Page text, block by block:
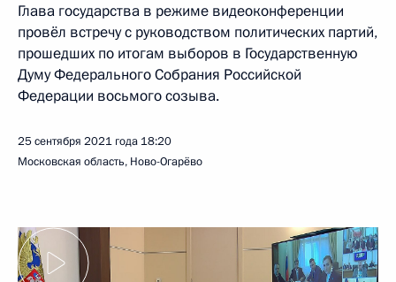
Глава государства в режиме видеоконференции
провёл встречу с руководством политических партий,
прошедших по итогам выборов в Государственную
Думу Федерального Собрания Российской
Федерации восьмого созыва.
25 сентября 2021 года 18:20
Московская область, Ново-Огарёво